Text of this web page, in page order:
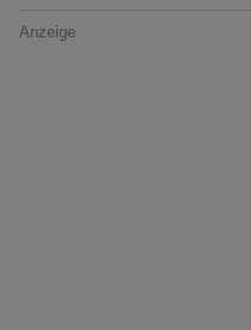
Anzeige